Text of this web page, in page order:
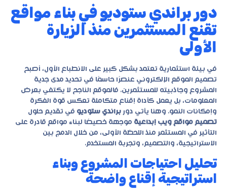
دور براندي ستوديو في بناء مواقع
تقنع المستثمرين منذ الزيارة
الأولى
في بيئة استثمارية تعتمد بشكل كبير على الانطباع الأول، أصبح
تصميم الموقع الإلكتروني عنصرًا حاسمًا في تحديد مدى جدية
المشروع وجاذبيته للمستثمرين. فالموقع الناجح لا يكتفي بعرض
المعلومات، بل يعمل كأداة إقناع متكاملة تعكس قوة الفكرة
وإمكانات النمو. وهنا يأتي دور براندي ستوديو في تقديم حلول
تصميم مواقع ويب إبداعية موجهة خصيصًا لبناء مواقع قادرة على
التأثير في المستثمر منذ اللحظة الأولى، من خلال الدمج بين
الاستراتيجية، والتصميم، وتجربة المستخدم.
تحليل احتياجات المشروع وبناء
استراتيجية إقناع واضحة